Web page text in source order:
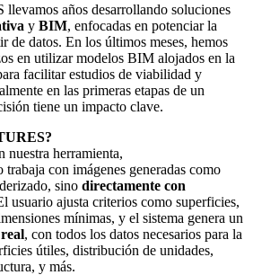
años desarrollando soluciones
y BIM, enfocadas en potenciar la
de datos. En los últimos meses, hemos
en utilizar modelos BIM alojados en la
facilitar estudios de viabilidad y
en las primeras etapas de un
tiene un impacto clave.
nuestra herramienta,
con imágenes generadas como
sino directamente con
usuario ajusta criterios como superficies,
mínimas, y el sistema genera un
, con todos los datos necesarios para la
útiles, distribución de unidades,
y más.